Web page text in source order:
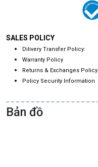
SALES POLICY
Dilivery Transfer Policy:
Warranty Policy
Returns & Exchanges Policy
Policy Security Information
Bản đồ